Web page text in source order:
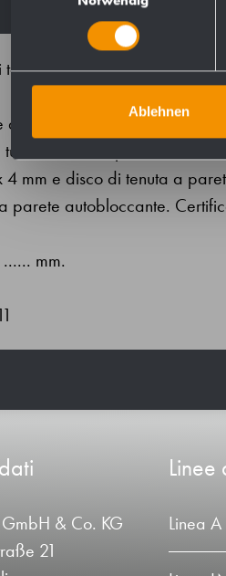
Ablehnen
testo per il capitolato:
di sostegno ad U in acciaio
tubo 32 mm, superficie
mm e disco di tenuta a
parete autobloccante.
mm.
& Co. KG
21
Linea A